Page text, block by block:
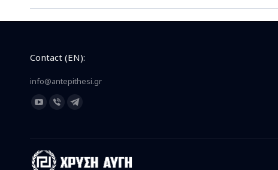
Contact (EN):
info@antepithesi.gr
Find us on:
YouTube
opens
in
Viber
opens
in
Telegram
opens
in